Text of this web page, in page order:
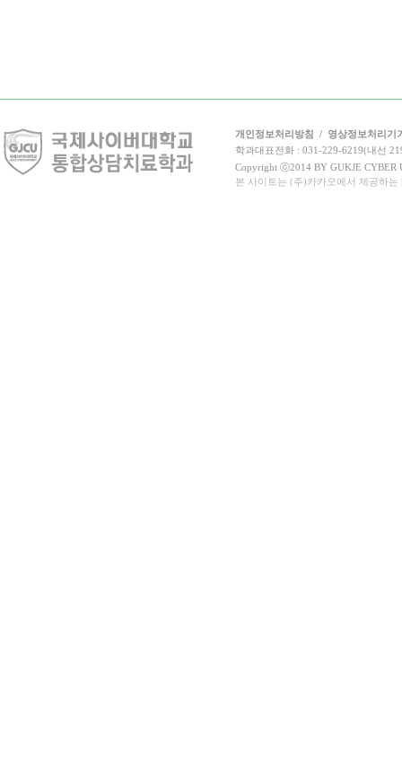
개인정보처리방침 / 영상정보처리기
학과대표전화 : 031-229-6219(내선
Copyright ⓒ2014 BY GUKJE CYBER
본 사이트는 (주)카카오에서 제공하